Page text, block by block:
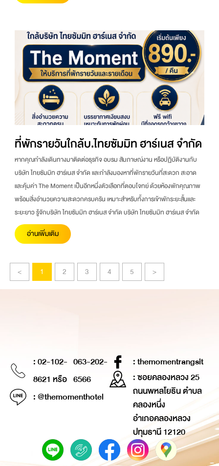
ที่พักรายวันใกล้บ.ไทยซัมมิท ฮาร์เนส จำกัด
หากคุณกำลังเดินทางมาติดต่อธุรกิจ อบรม สัมภาษณ์งาน หรือปฏิบัติงานกับ
บริษัท ไทยซัมมิท ฮาร์เนส จำกัด และกำลังมองหาที่พักรายวันที่สะดวก สะอาด
และคุ้มค่า The Moment เป็นอีกหนึ่งตัวเลือกที่ตอบโจทย์ ด้วยห้องพักคุณภาพ
พร้อมสิ่งอำนวยความสะดวกครบครัน เหมาะสำหรับทั้งการเข้าพักระยะสั้นและ
ระยะยาว รู้จักบริษัท ไทยซัมมิท ฮาร์เนส จำกัด บริษัท ไทยซัมมิท ฮาร์เนส จำกัด
อ่านเพิ่มเติม
< 1 2 3 4 5 >
: 02-102-
8621 หรือ
063-202-
6566
: @themomenthotel
: themomentrangsit
: ซอยคลองหลวง 25
ถนนพหลโยธิน ตำบล
คลองหนึ่ง
อำเภอคลองหลวง
ปทุมธานี 12120